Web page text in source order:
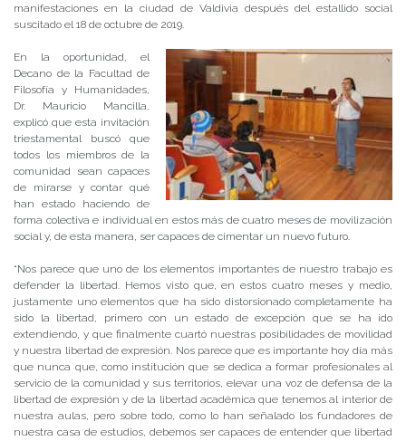
manifestaciones en la ciudad de Valdivia después del estallido social
suscitado el 18 de octubre de 2019.
En la oportunidad, el
Decano de la Facultad de
Filosofía y Humanidades,
Dr. Mauricio Mancilla,
explicó que esta invitación
triestamental buscó que
todos los miembros de la
comunidad sean capaces
de mirarse y contar qué
han estado haciendo de
forma colectiva e individual en estos más de cuatro meses de movilización
social y, de esta manera, ser capaces de cimentar un nuevo futuro.
“Nos parece que uno de los elementos importantes de nuestro trabajo es
defender la libertad. Hemos visto que, en estos cuatro meses y medio,
justamente uno elementos que ha sido distorsionado completamente ha
sido la libertad, primero con un estado de excepción que se ha ido
extendiendo, y que finalmente cuartó nuestras posibilidades de movilidad
y nuestra libertad de expresión. Nos parece que es importante hoy día más
que nunca que, como institución que se dedica a formar profesionales al
servicio de la comunidad y sus territorios, elevar una voz de defensa de la
libertad de expresión y de la libertad académica que tenemos al interior de
nuestra aulas, pero sobre todo, como lo han señalado los fundadores de
nuestra casa de estudios, debemos ser capaces de entender que libertad